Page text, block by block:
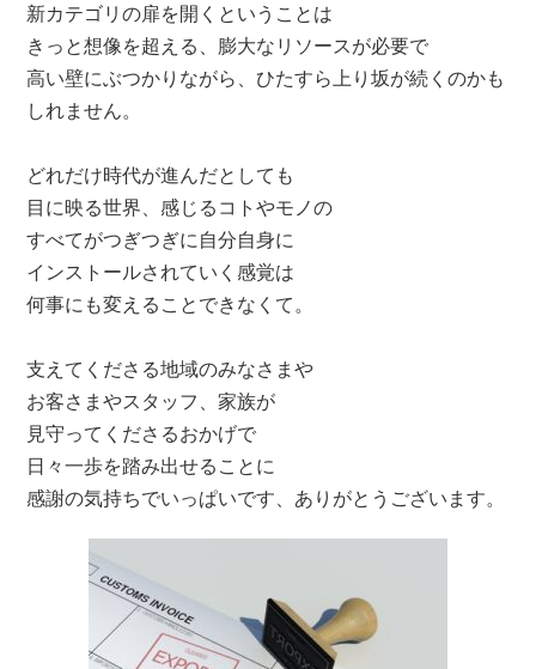
新カテゴリの扉を開くということは
きっと想像を超える、膨大なリソースが必要で
高い壁にぶつかりながら、ひたすら上り坂が続くのかも
しれません。
どれだけ時代が進んだとしても
目に映る世界、感じるコトやモノの
すべてがつぎつぎに自分自身に
インストールされていく感覚は
何事にも変えることできなくて。
支えてくださる地域のみなさまや
お客さまやスタッフ、家族が
見守ってくださるおかげで
日々一歩を踏み出せることに
感謝の気持ちでいっぱいです、ありがとうございます。